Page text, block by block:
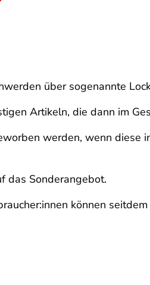
über sogenannte
Artikeln, die dann im
werden, wenn diese
das Sonderangebot.
können